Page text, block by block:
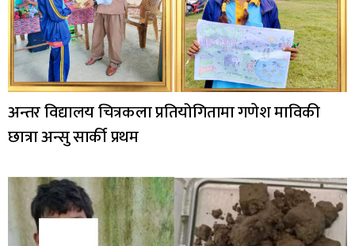
अन्तर विद्यालय चित्रकला प्रतियोगितामा गणेश माविकी
छात्रा अन्सु सार्की प्रथम